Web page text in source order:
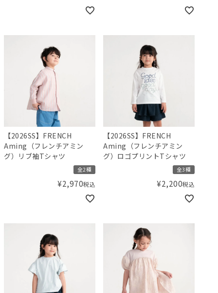
【2026SS】FRENCH
Aming（フレンチアミン
グ）リブ袖Tシャツ
全2種
¥2,970税込
【2026SS】FRENCH
Aming（フレンチアミン
グ）ロゴプリントTシャツ
全3種
¥2,200税込